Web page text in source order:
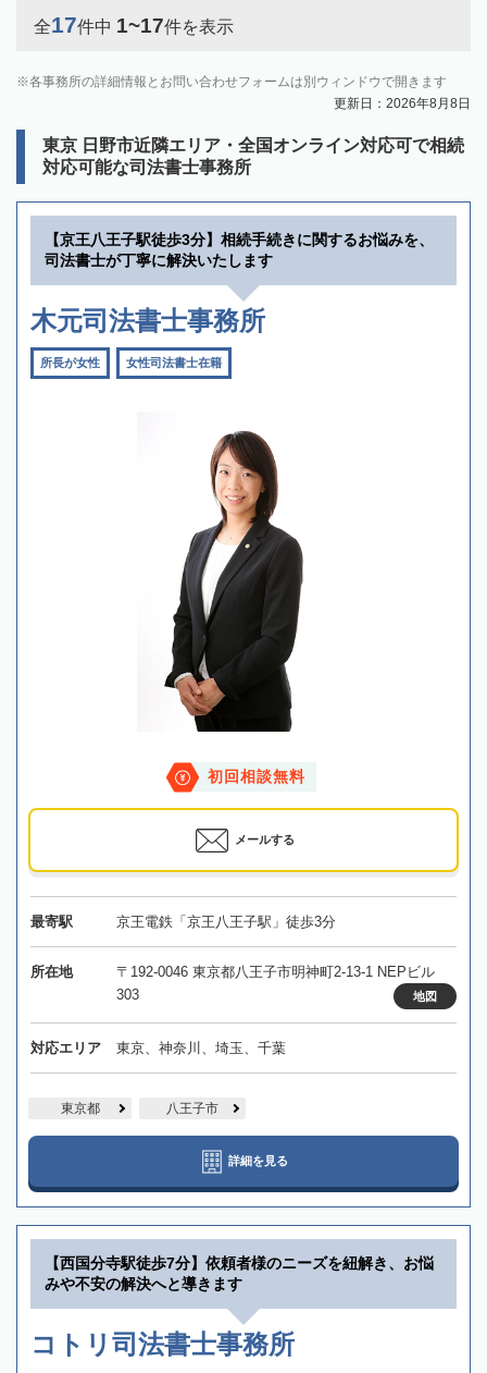
全17件中 1~17件を表示
各事務所の詳細情報とお問い合わせフォームは別ウィンドウで開きます
更新日：2026年8月8日
東京 日野市近隣エリア・全国オンライン対応可で相続
対応可能な司法書士事務所
【京王八王子駅徒歩3分】相続手続きに関するお悩みを、
司法書士が丁寧に解決いたします
木元司法書士事務所
所長が女性 女性司法書士在籍
初回相談無料
メールする
最寄駅 京王電鉄「京王八王子駅」徒歩3分
所在地
〒192-0046 東京都八王子市明神町2-13-1 NEPビル
303
地図
対応エリア 東京、神奈川、埼玉、千葉
東京都 八王子市
詳細を見る
【西国分寺駅徒歩7分】依頼者様のニーズを紐解き、お悩
みや不安の解決へと導きます
コトリ司法書士事務所